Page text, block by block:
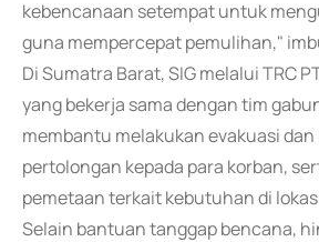
kebencanaan setempat untuk
guna mempercepat pemulihan,"
Di Sumatra Barat, SIG melalui TRC
yang bekerja sama dengan tim
membantu melakukan evakuasi
pertolongan kepada para korban,
pemetaan terkait kebutuhan di
Selain bantuan tanggap bencana,